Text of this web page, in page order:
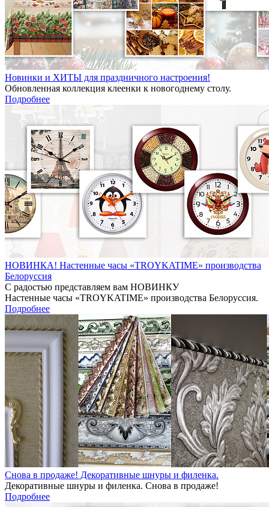
Новинки и ХИТЫ для праздничного настроения!
Обновленная коллекция клеенки к новогоднему столу.
Подробнее
НОВИНКА! Настенные часы «TROYKATIME» производства
Белоруссия
С радостью представляем вам НОВИНКУ
Настенные часы «TROYKATIME» производства Белоруссия.
Подробнее
Снова в продаже! Декоративные шнуры и филенка.
Декоративные шнуры и филенка. Снова в продаже!
Подробнее